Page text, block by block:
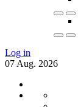
Log in
07 Aug. 2026